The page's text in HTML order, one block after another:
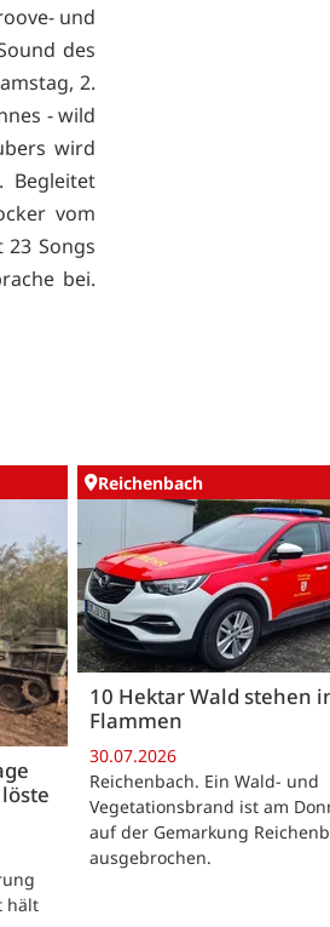
und
des
2.
- wild
wird
Begleitet
vom
Songs
bei.
hält
Reichenbach
10 Hektar Wald stehen
Flammen
30.07.2026
Reichenbach. Ein Wald- und
Vegetationsbrand ist am
auf der Gemarkung
ausgebrochen.